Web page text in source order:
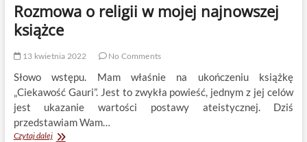
Rozmowa o religii w mojej najnowszej
książce
13 kwietnia 2022 No Comments
Słowo wstępu. Mam właśnie na ukończeniu książkę
„Ciekawość Gauri”. Jest to zwykła powieść, jednym z jej celów
jest ukazanie wartości postawy ateistycznej. Dziś
przedstawiam Wam…
Czytaj dalejRozmowa